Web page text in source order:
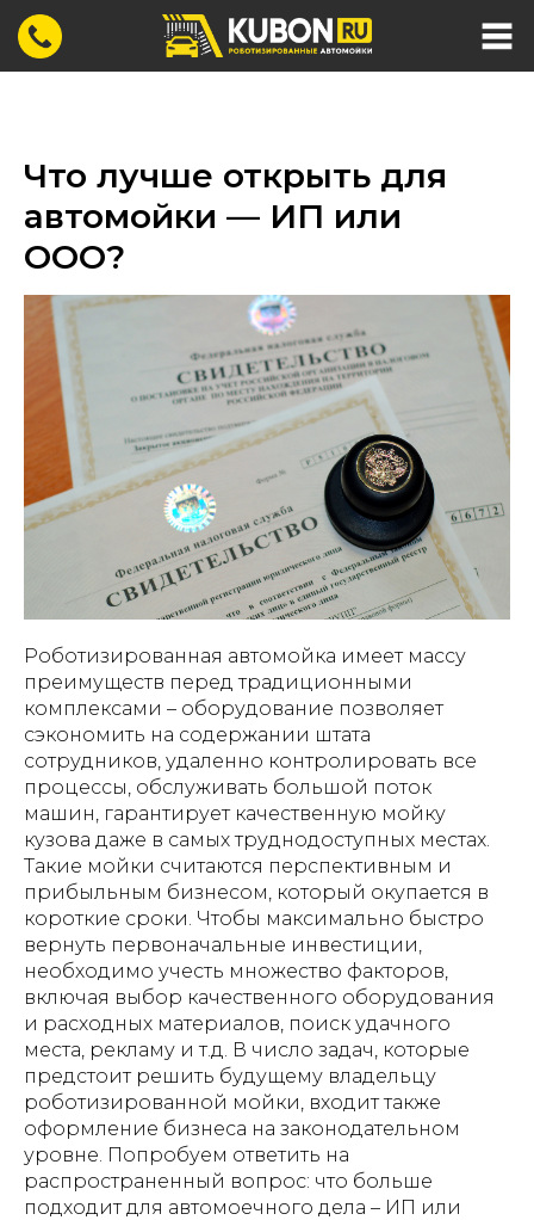
Что лучше открыть для
автомойки — ИП или
ООО?
Роботизированная автомойка имеет массу
преимуществ перед традиционными
комплексами – оборудование позволяет
сэкономить на содержании штата
сотрудников, удаленно контролировать все
процессы, обслуживать большой поток
машин, гарантирует качественную мойку
кузова даже в самых труднодоступных местах.
Такие мойки считаются перспективным и
прибыльным бизнесом, который окупается в
короткие сроки. Чтобы максимально быстро
вернуть первоначальные инвестиции,
необходимо учесть множество факторов,
включая выбор качественного оборудования
и расходных материалов, поиск удачного
места, рекламу и т.д. В число задач, которые
предстоит решить будущему владельцу
роботизированной мойки, входит также
оформление бизнеса на законодательном
уровне. Попробуем ответить на
распространенный вопрос: что больше
подходит для автомоечного дела – ИП или